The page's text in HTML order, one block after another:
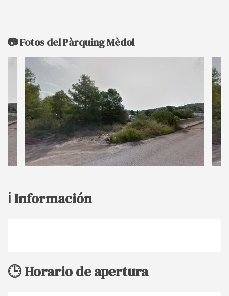
📷 Fotos del Pàrquing Mèdol
ℹ️ Información
🕒 Horario de apertura